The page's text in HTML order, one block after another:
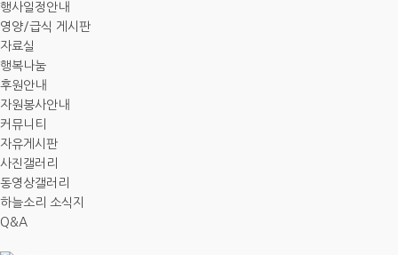
행사일정안내
영양/급식 게시판
자료실
행복나눔
후원안내
자원봉사안내
커뮤니티
자유게시판
사진갤러리
동영상갤러리
하늘소리 소식지
Q&A